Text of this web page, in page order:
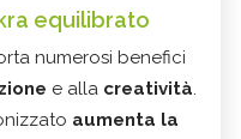
equilibrato
numerosi benefici
e alla creatività.
aumenta la